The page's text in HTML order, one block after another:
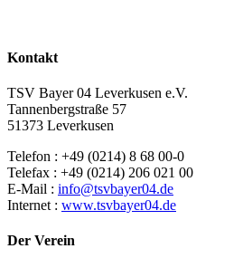
Kontakt
TSV Bayer 04 Leverkusen e.V.
Tannenbergstraße 57
51373 Leverkusen
Telefon : +49 (0214) 8 68 00-0
Telefax : +49 (0214) 206 021 00
E-Mail : info@tsvbayer04.de
Internet : www.tsvbayer04.de
Der Verein